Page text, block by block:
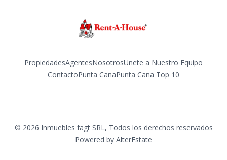
PropiedadesAgentesNosotrosUnete a Nuestro Equipo
ContactoPunta CanaPunta Cana Top 10
© 2026 Inmuebles fagt SRL, Todos los derechos reservados
Powered by AlterEstate